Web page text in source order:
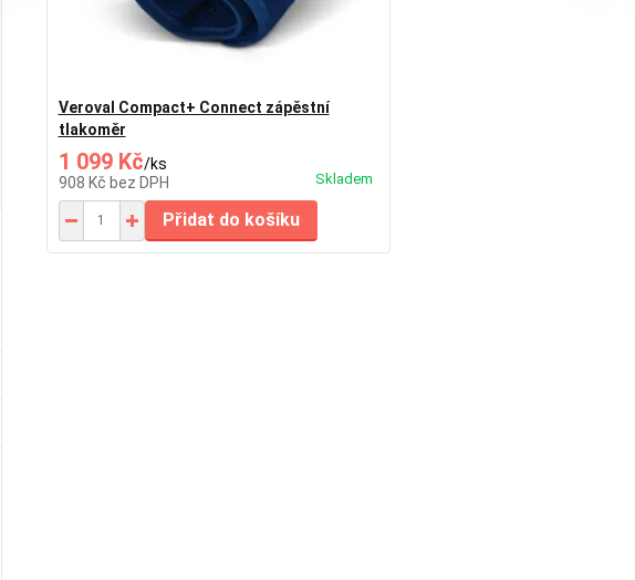
Veroval Compact+ Connect zápěstní
tlakoměr
1 099 Kč/ks
908 Kč bez DPH Skladem
Přidat do košíku